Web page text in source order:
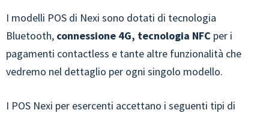
I modelli POS di Nexi sono dotati di tecnologia
Bluetooth, connessione 4G, tecnologia NFC per i
pagamenti contactless e tante altre funzionalità che
vedremo nel dettaglio per ogni singolo modello.
I POS Nexi per esercenti accettano i seguenti tipi di